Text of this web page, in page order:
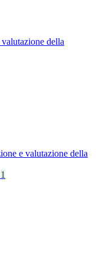
della
e valutazione della
1